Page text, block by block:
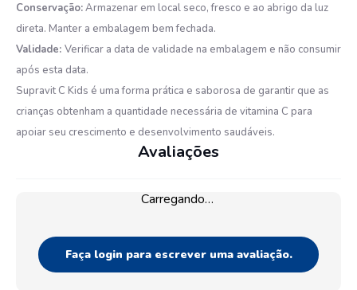
Conservação:Armazenar em local seco, fresco e ao abrigo da luz
direta. Manter a embalagem bem fechada.
Validade: Verificar a data de validade na embalagem e não consumir
após esta data.
Supravit C Kids é uma forma prática e saborosa de garantir que as
crianças obtenham a quantidade necessária de vitamina C para
apoiar seu crescimento e desenvolvimento saudáveis.
Avaliações
Carregando…
Faça login para escrever uma avaliação.